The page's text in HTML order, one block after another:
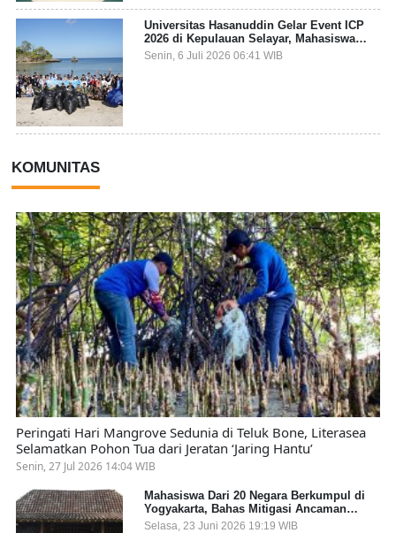
Universitas Hasanuddin Gelar Event ICP
2026 di Kepulauan Selayar, Mahasiswa
dari 27 Negara Jadi Partisipan
Senin, 6 Juli 2026 06:41 WIB
KOMUNITAS
Peringati Hari Mangrove Sedunia di Teluk Bone, Literasea
Selamatkan Pohon Tua dari Jeratan ‘Jaring Hantu’
Senin, 27 Jul 2026 14:04 WIB
Mahasiswa Dari 20 Negara Berkumpul di
Yogyakarta, Bahas Mitigasi Ancaman
Kesehatan Global
Selasa, 23 Juni 2026 19:19 WIB